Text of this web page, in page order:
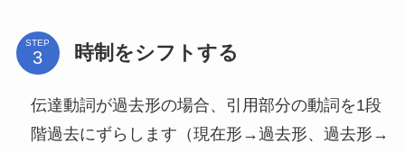
STEP 時制をシフトする
伝達動詞が過去形の場合、引用部分の動詞を1段
階過去にずらします（現在形→過去形、過去形→